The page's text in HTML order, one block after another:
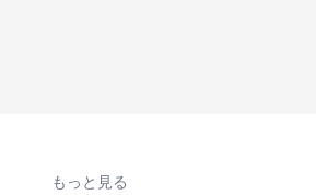
もっと見る